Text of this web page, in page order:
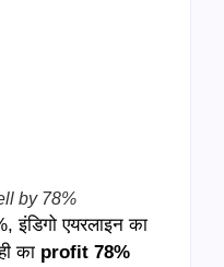
by 78%
एयरलाइन का
का profit 78%